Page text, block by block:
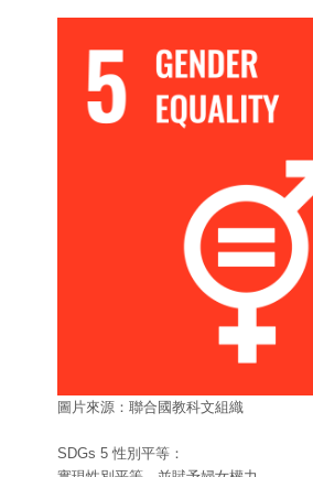
圖片來源：聯合國教科文組織
SDGs 5 性別平等：